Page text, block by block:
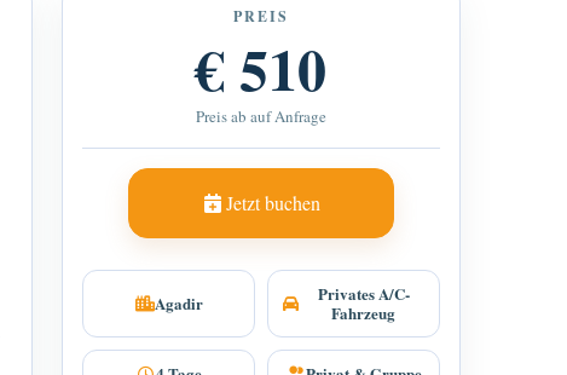
PREIS
€ 510
Preis ab auf Anfrage
Jetzt buchen
Agadir
Privates A/C-
Fahrzeug